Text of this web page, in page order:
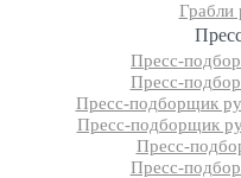
Грабли
Пресс-
Пресс-
Пресс-подборщик
Пресс-подборщик
Пресс-
Пресс-